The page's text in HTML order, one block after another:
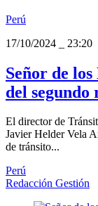
Perú
17/10/2024
23:20
Señor de
del
El director de
Javier Helder Vela
de tránsito...
Perú
Redacción Gestión